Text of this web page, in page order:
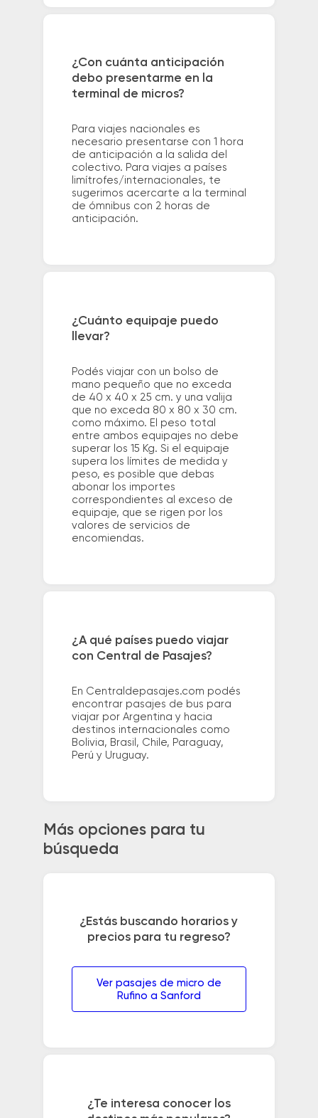
¿Con cuánta anticipación
debo presentarme en la
terminal de micros?
Para viajes nacionales es
necesario presentarse con 1 hora
de anticipación a la salida del
colectivo. Para viajes a países
limítrofes/internacionales, te
sugerimos acercarte a la terminal
de ómnibus con 2 horas de
anticipación.
¿Cuánto equipaje puedo
llevar?
Podés viajar con un bolso de
mano pequeño que no exceda
de 40 x 40 x 25 cm. y una valija
que no exceda 80 x 80 x 30 cm.
como máximo. El peso total
entre ambos equipajes no debe
superar los 15 Kg. Si el equipaje
supera los límites de medida y
peso, es posible que debas
abonar los importes
correspondientes al exceso de
equipaje, que se rigen por los
valores de servicios de
encomiendas.
¿A qué países puedo viajar
con Central de Pasajes?
En Centraldepasajes.com podés
encontrar pasajes de bus para
viajar por Argentina y hacia
destinos internacionales como
Bolivia, Brasil, Chile, Paraguay,
Perú y Uruguay.
Más opciones para tu
búsqueda
¿Estás buscando horarios y
precios para tu regreso?
Ver pasajes de micro de
Rufino a Sanford
¿Te interesa conocer los